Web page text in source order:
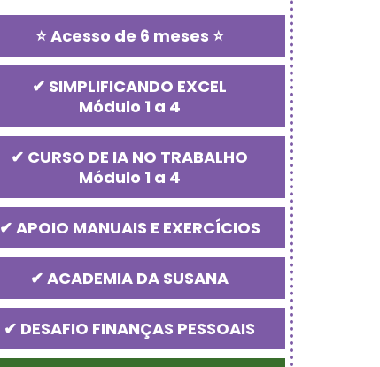
⭐ Acesso de 6 meses ⭐
✔ SIMPLIFICANDO EXCEL
Módulo 1 a 4
✔ CURSO DE IA NO TRABALHO
Módulo 1 a 4
✔ APOIO MANUAIS E EXERCÍCIOS
✔ ACADEMIA DA SUSANA
✔ DESAFIO FINANÇAS PESSOAIS